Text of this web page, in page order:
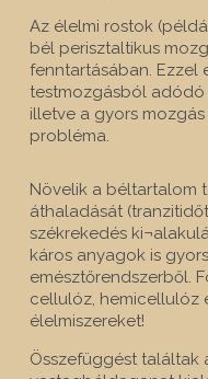
Az élelmi rostok
bél perisztaltikus
fenntartásában. Ezzel
testmozgásból adódó
illetve a gyors
probléma.
Növelik a béltartalom
áthaladását
székrekedés
káros anyagok is
emésztőrendszerből.
cellulóz, hemicellulóz
élelmiszereket!
Összefüggést találtak